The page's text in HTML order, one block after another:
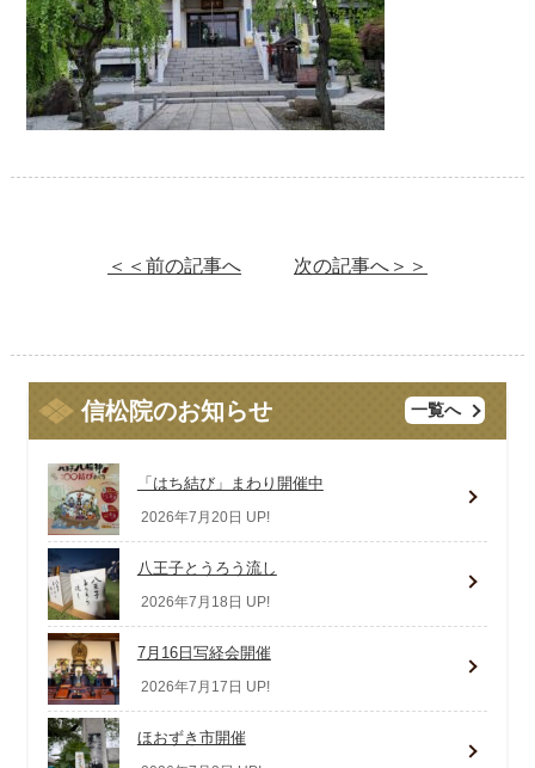
＜＜前の記事へ 次の記事へ＞＞
信松院のお知らせ 一覧へ
「はち結び」まわり開催中
2026年7月20日 UP!
八王子とうろう流し
2026年7月18日 UP!
7月16日写経会開催
2026年7月17日 UP!
ほおずき市開催